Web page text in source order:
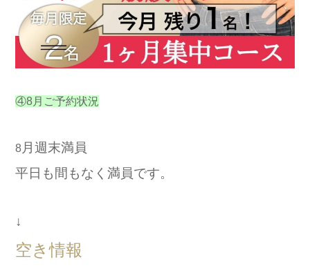
④8月ご予約状況
8 月週末満員
平日も間もなく満員です。
↓
空き情報